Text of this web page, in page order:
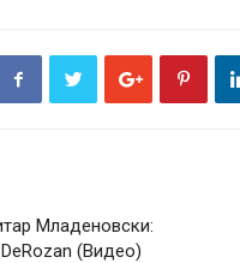
Младеновски:
(Видео)